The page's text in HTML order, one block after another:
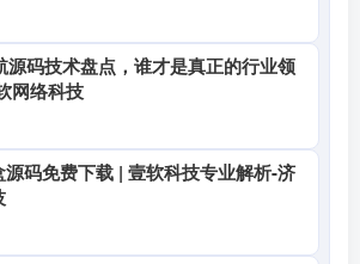
源码技术盘点，谁才是真正的行业领
网络科技
码免费下载 | 壹软科技专业解析-济